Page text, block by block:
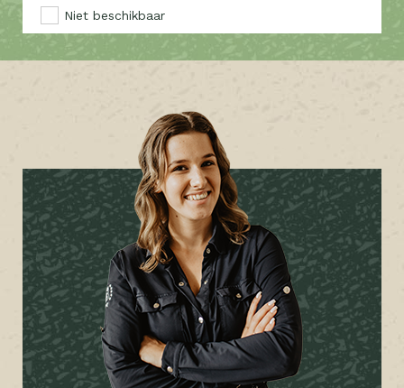
Niet beschikbaar